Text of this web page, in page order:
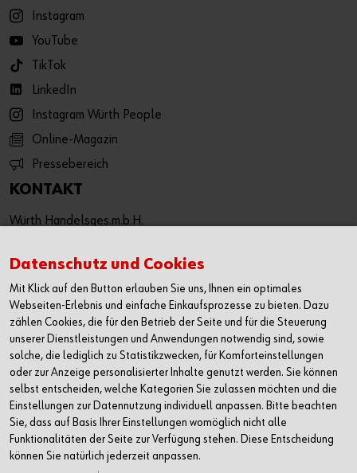
Instagram
YouTube
TikTok
LinkedIn
Instagram Würth People
Online-Magazin
Pressebereich
KONTAKT
Würth Handelsges.m.b.H.
3071 Böheimkirchen
T: +43 50 8242 0
F: +43 50 8242 53333
info@wuerth.at
oder wenden Sie sich an einen Würth Shop in Ihrer Nähe:
Würth Shop finden
Verkauf nur an Unternehmer, Gewerbetreibende, Freiberufler
und öffentliche Institutionen, nicht jedoch an Verbraucher im
Sinne des § 1 Abs. 1 Z 2 KSchG. Alle Preise in € zzgl. MwSt.
Datenschutz und Cookies
Mit Klick auf den Button erlauben Sie uns, Ihnen ein optimales
Webseiten-Erlebnis und einfache Einkaufsprozesse zu bieten. Dazu
zählen Cookies, die für den Betrieb der Seite und für die Steuerung
unserer Dienstleistungen und Anwendungen notwendig sind, sowie
solche, die lediglich zu Statistikzwecken, für Komforteinstellungen
oder zur Anzeige personalisierter Inhalte genutzt werden. Sie können
selbst entscheiden, welche Kategorien Sie zulassen möchten und die
Einstellungen zur Datennutzung individuell anpassen. Bitte beachten
Sie, dass auf Basis Ihrer Einstellungen womöglich nicht alle
Funktionalitäten der Seite zur Verfügung stehen. Diese Entscheidung
können Sie natürlich jederzeit anpassen.